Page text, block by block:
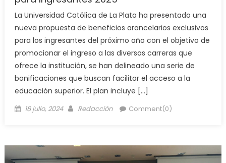
La Universidad Católica de La Plata ha presentado una
nueva propuesta de beneficios arancelarios exclusivos
para los ingresantes del próximo año con el objetivo de
promocionar el ingreso a las diversas carreras que
ofrece la institución, se han delineado una serie de
bonificaciones que buscan facilitar el acceso a la
educación superior. El plan incluye […]
18 julio, 2024 Redacción Comment(0)